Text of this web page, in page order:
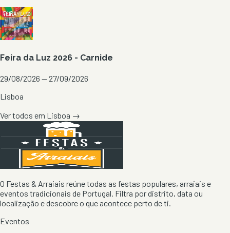
Feira da Luz 2026 - Carnide
29/08/2026 — 27/09/2026
Lisboa
Ver todos em Lisboa →
O Festas & Arraiais reúne todas as festas populares, arraiais e
eventos tradicionais de Portugal. Filtra por distrito, data ou
localização e descobre o que acontece perto de ti.
Eventos